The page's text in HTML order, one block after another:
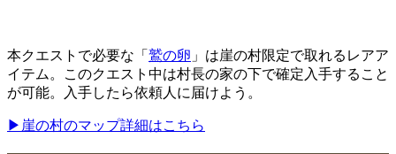
本クエストで必要な「 鷲の卵 」は崖の村限定で取れるレアア
イテム。このクエスト中は村長の家の下で確定入手すること
が可能。入手したら依頼人に届けよう。
▶崖の村のマップ詳細はこちら